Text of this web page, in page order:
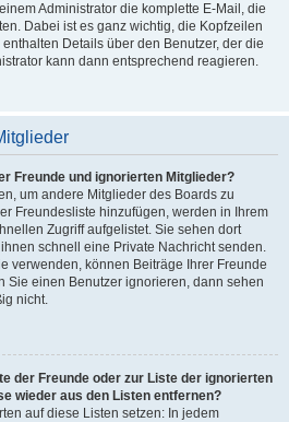
Administrator die komplette E-Mail, die
Dabei ist es ganz wichtig, die Kopfzeilen
Details über den Benutzer, der die
kann dann entsprechend reagieren.
Freunde und ignorierten Mitglieder?
um andere Mitglieder des Boards zu
Freundesliste hinzufügen, werden in Ihrem
Zugriff aufgelistet. Sie sehen dort
schnell eine Private Nachricht senden.
verwenden, können Beiträge Ihrer Freunde
Sie einen Benutzer ignorieren, dann sehen
nicht.
der Freunde oder zur Liste der ignorierten
wieder aus den Listen entfernen?
auf diese Listen setzen: In jedem